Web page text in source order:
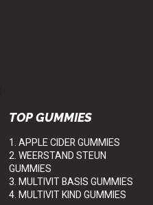
TOP GUMMIES
1. APPLE CIDER GUMMIES
2. WEERSTAND STEUN
GUMMIES
3. MULTIVIT BASIS GUMMIES
4. MULTIVIT KIND GUMMIES